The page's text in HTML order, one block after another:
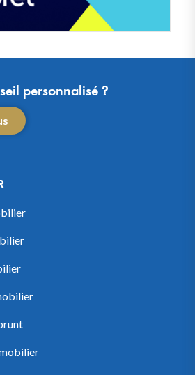
personnalisé ?